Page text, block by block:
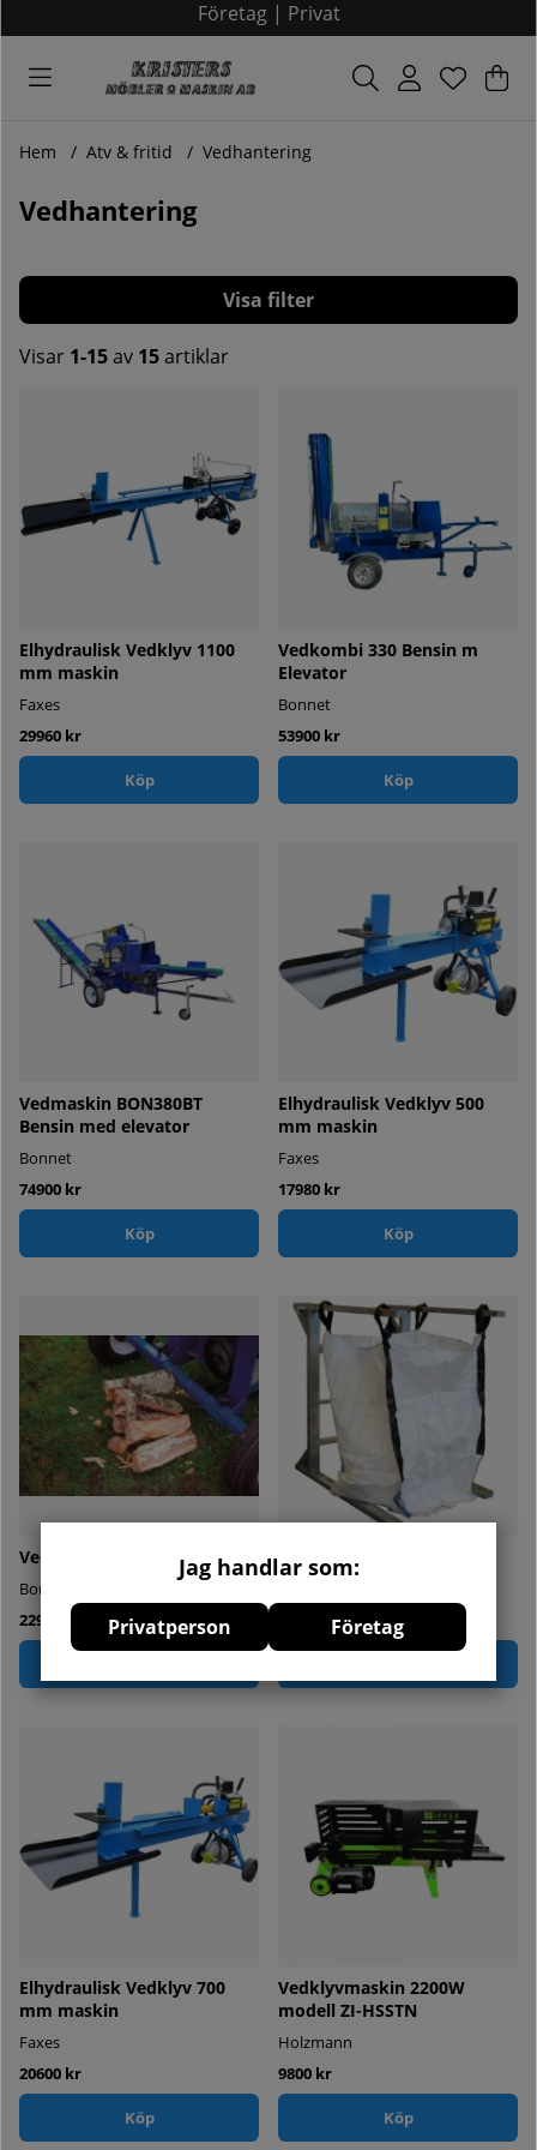
Jag handlar som:
Privatperson Företag
Företag| Privat
.
Hem Atv & fritid Vedhantering
Vedhantering
Filtrera
Visar 1-15av 15artiklar
Elhydraulisk Vedklyv 1100
mm maskin
Faxes
29960 kr
Köp
Vedkombi 330 Bensin m
Elevator
Bonnet
53900 kr
Köp
Vedmaskin BON380BT
Bensin med elevator
Bonnet
74900 kr
Köp
Elhydraulisk Vedklyv 500
mm maskin
Faxes
17980 kr
Köp
Vedklipp
Bonnet
22996 kr
Elhydraulisk Vedklyv 700
mm maskin
Faxes
20600 kr
Köp
Vedklyvmaskin 2200W
modell ZI-HSSTN
Holzmann
9800 kr
Köp